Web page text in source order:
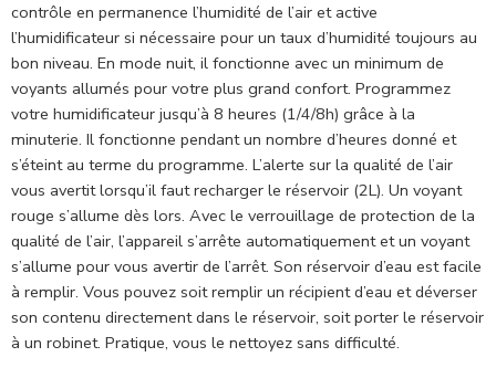
contrôle en permanence l’humidité de l’air et active
l’humidificateur si nécessaire pour un taux d’humidité toujours au
bon niveau. En mode nuit, il fonctionne avec un minimum de
voyants allumés pour votre plus grand confort. Programmez
votre humidificateur jusqu’à 8 heures (1/4/8h) grâce à la
minuterie. Il fonctionne pendant un nombre d’heures donné et
s’éteint au terme du programme. L’alerte sur la qualité de l’air
vous avertit lorsqu’il faut recharger le réservoir (2L). Un voyant
rouge s’allume dès lors. Avec le verrouillage de protection de la
qualité de l’air, l’appareil s’arrête automatiquement et un voyant
s’allume pour vous avertir de l’arrêt. Son réservoir d’eau est facile
à remplir. Vous pouvez soit remplir un récipient d’eau et déverser
son contenu directement dans le réservoir, soit porter le réservoir
à un robinet. Pratique, vous le nettoyez sans difficulté.